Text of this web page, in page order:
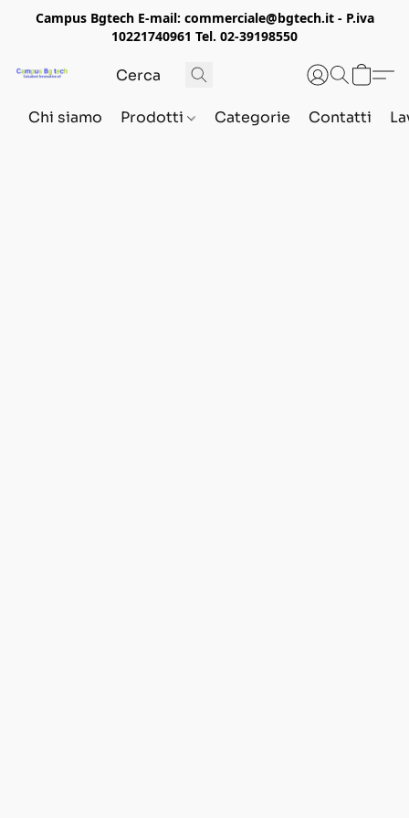
Campus Bgtech E-mail: commerciale@bgtech.it - P.iva
10221740961 Tel. 02-39198550
Chi siamo Prodotti Categorie Contatti